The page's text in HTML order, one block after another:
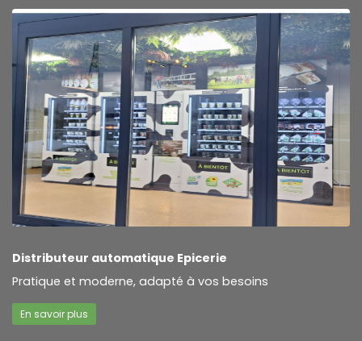
Distributeur automatique Epicerie
Pratique et moderne, adapté à vos besoins
En savoir plus